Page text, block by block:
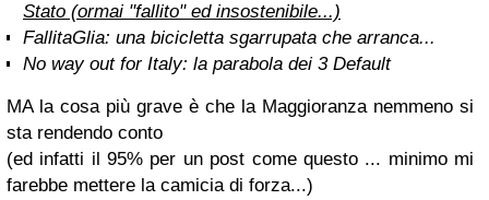
Stato (ormai "fallito" ed insostenibile...)
FallitaGlia: una bicicletta sgarrupata che arranca...
No way out for Italy: la parabola dei 3 Default
MA la cosa più grave è che la Maggioranza nemmeno si
sta rendendo conto
(ed infatti il 95% per un post come questo ... minimo mi
farebbe mettere la camicia di forza...)